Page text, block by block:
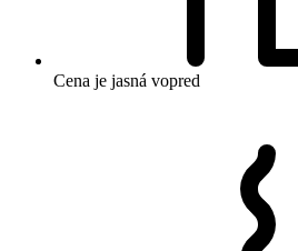
Cena je jasná vopred